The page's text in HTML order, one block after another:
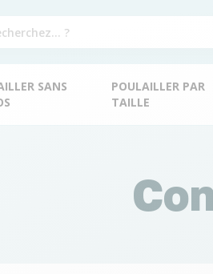
SANS
POULAILLER PAR
TAILLE